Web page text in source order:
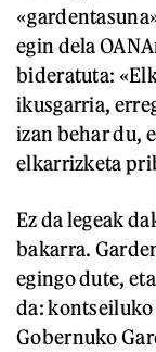
egin dela
bideratuta:
ikusgarria,
izan behar du,
elkarrizketa
Ez da legeak
bakarra.
egingo dute,
da:
Gobernuko